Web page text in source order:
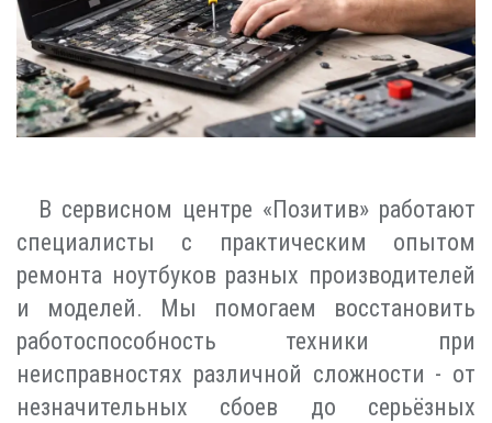
В сервисном центре «Позитив» работают
специалисты с практическим опытом
ремонта ноутбуков разных производителей
и моделей. Мы помогаем восстановить
работоспособность техники при
неисправностях различной сложности - от
незначительных сбоев до серьёзных